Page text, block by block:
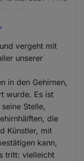
vergeht mit
unserer
in den Gehirnen,
wurde. Es ist
Stelle,
die
Künstler, mit
kann,
tritt: vielleicht